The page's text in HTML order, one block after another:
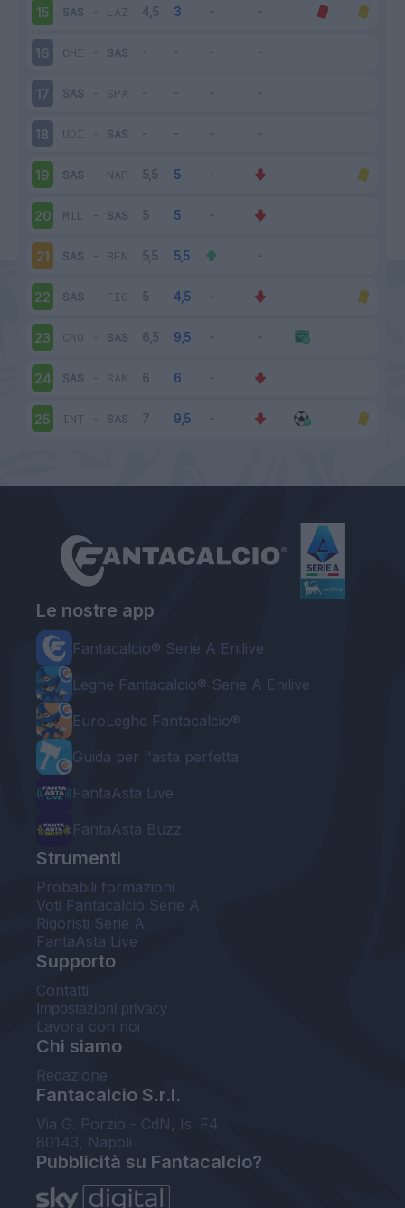
15 SAS - LAZ
16 CHI - SAS
17 SAS - SPA
18 UDI - SAS
19 SAS - NAP
20 MIL - SAS
21 SAS - BEN
22 SAS - FIO
23 CRO - SAS
24 SAS - SAM
25 INT - SAS
Le nostre app
Fantacalcio® Serie A Enilive
Leghe Fantacalcio® Serie A Enilive
EuroLeghe Fantacalcio®
Guida per l'asta perfetta
FantaAsta Live
FantaAsta Buzz
Strumenti
Probabili formazioni
Voti Fantacalcio Serie A
Rigoristi Serie A
FantaAsta Live
Supporto
Contatti
Impostazioni privacy
Lavora con noi
Chi siamo
Redazione
Fantacalcio S.r.l.
Via G. Porzio - CdN, Is. F4
80143, Napoli
Pubblicità su Fantacalcio?